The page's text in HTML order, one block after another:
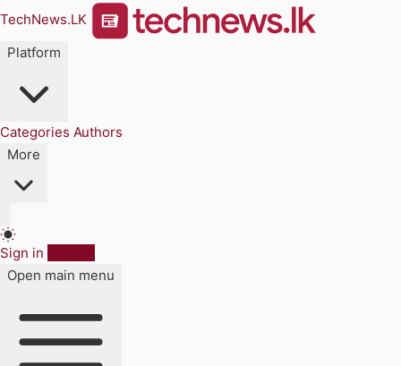
TechNews.LK
Platform
Categories Authors
More
Sign in
Open main menu